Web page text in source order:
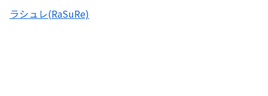
ラシュレ(RaSuRe)